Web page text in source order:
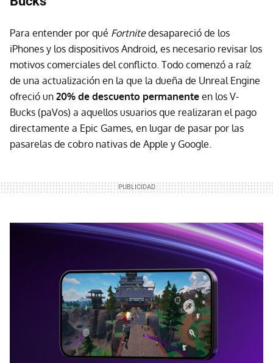
Para entender por qué Fortnitedesapareció de los
iPhones y los dispositivos Android, es necesario revisar los
motivos comerciales del conflicto. Todo comenzó a raíz
de una actualización en la que la dueña de Unreal Engine
ofreció un 20% de descuento permanente en los V-
Bucks (paVos) a aquellos usuarios que realizaran el pago
directamente a Epic Games, en lugar de pasar por las
pasarelas de cobro nativas de Apple y Google.